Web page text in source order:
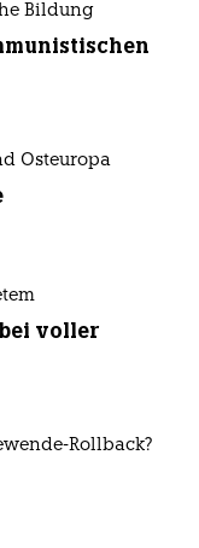
Bildung
Osteuropa
voller
Rollback?